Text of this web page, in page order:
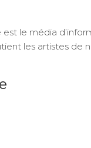
le média
les artistes de